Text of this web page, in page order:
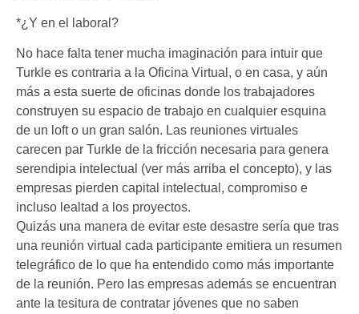
*¿Y en el laboral?
No hace falta tener mucha imaginación para intuir que
Turkle es contraria a la Oficina Virtual, o en casa, y aún
más a esta suerte de oficinas donde los trabajadores
construyen su espacio de trabajo en cualquier esquina
de un loft o un gran salón. Las reuniones virtuales
carecen par Turkle de la fricción necesaria para genera
serendipia intelectual (ver más arriba el concepto), y las
empresas pierden capital intelectual, compromiso e
incluso lealtad a los proyectos.
Quizás una manera de evitar este desastre sería que tras
una reunión virtual cada participante emitiera un resumen
telegráfico de lo que ha entendido como más importante
de la reunión. Pero las empresas además se encuentran
ante la tesitura de contratar jóvenes que no saben